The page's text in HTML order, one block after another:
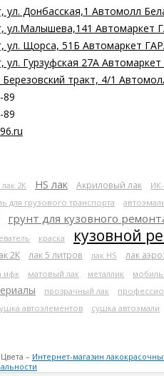
ул. Донбасская,1 Автомолл
ул.Малышева,141
ул. Щорса, 51Б Автомаркет
ул. Гурзуфская 27А
Березовский тракт, 4/1
89
89
лак 2К HS лак Акриловый лак
для грузового транспорта
грунт для кузовного
краска кузовной
2К лак 5 литров лак HS лак
ифк матовый лак металлик
прозрачный лак
автоэлементов сушка автоэмали
– Интернет-магазин